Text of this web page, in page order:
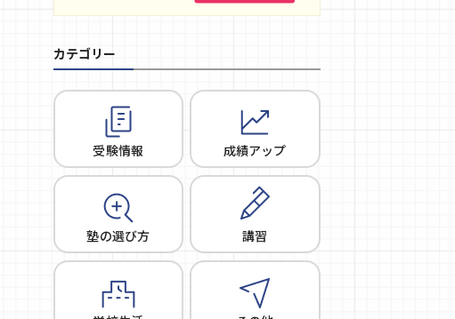
カテゴリー
受験情報 成績アップ
塾の選び方 講習